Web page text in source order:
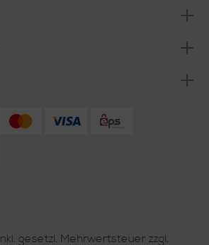
gesetzl. Mehrwertsteuer zzgl.